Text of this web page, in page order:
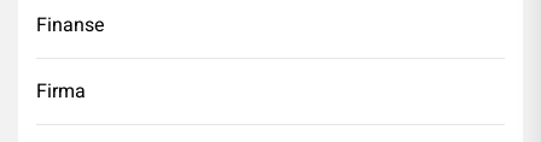
Finanse
Firma